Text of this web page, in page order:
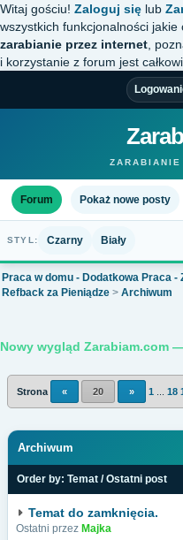
Witaj gościu! Zaloguj się lub
wszystkich funkcjonalności
zarabianie przez internet ,
i korzystanie z forum jest
ZARABIANIE
Forum Pokaż nowe posty
STYL: Czarny Biały
Praca w domu - Dodatkowa Praca
Refback za Pieniądze > Archiwum
Nowy wygląd Zarabiam.com
Strona « 20 » 1 18
Archiwum
Order by: Temat /Ostatni post
Temat do zamknięcia.
Ostatni przez Majka